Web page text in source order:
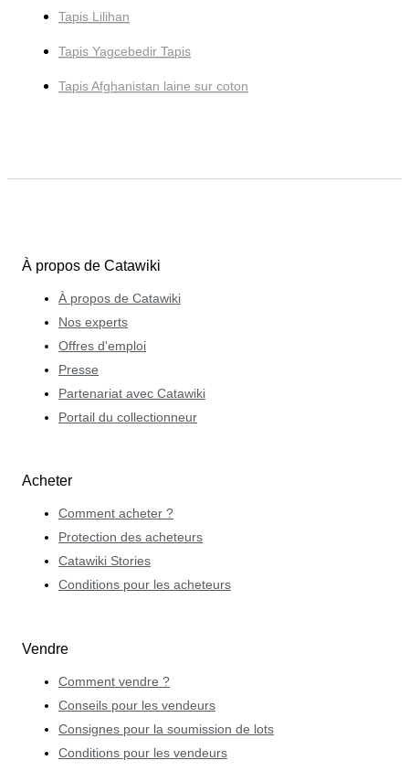
Tapis Lilihan
Tapis Yagcebedir Tapis
Tapis Afghanistan laine sur coton
À propos de Catawiki
À propos de Catawiki
Nos experts
Offres d'emploi
Presse
Partenariat avec Catawiki
Portail du collectionneur
Acheter
Comment acheter ?
Protection des acheteurs
Catawiki Stories
Conditions pour les acheteurs
Vendre
Comment vendre ?
Conseils pour les vendeurs
Consignes pour la soumission de lots
Conditions pour les vendeurs